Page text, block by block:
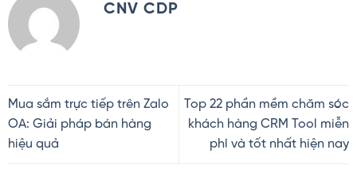
CNV CDP
Mua sắm trực tiếp trên Zalo
OA: Giải pháp bán hàng
hiệu quả
Top 22 phần mềm chăm sóc
khách hàng CRM Tool miễn
phí và tốt nhất hiện nay